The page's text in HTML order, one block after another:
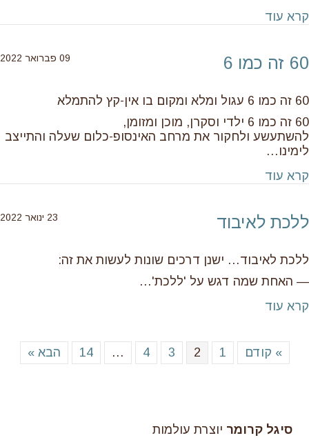
קרא עוד
60 זה כמו 6 09 פברואר 2022
60 זה כמו 6 עגול ומלא ומקום בו אין-קץ להתמלא
60 זה כמו 6 ילדי וסקרן, מוכן ומזומן,
להשתעשע ולחקור את מרחב האינסופ-כלום שעלה והתייצב
לימינו…
קרא עוד
ללכת לאיבוד 23 ינואר 2022
ללכת לאיבוד… ישנן דרכים שונות לעשות את זה:
— האחת שמה דגש על 'ללכת'…
קרא עוד
» קודם 1
2
3
4
…
14 הבא »
סיגל קרומר יוצרת עולמות